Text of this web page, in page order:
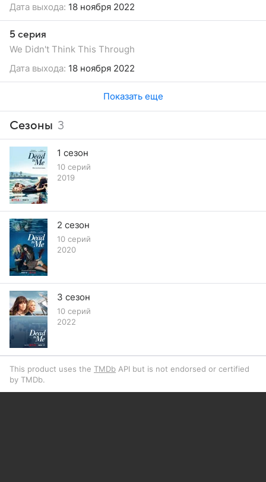
Дата выхода: 18 ноября 2022
5 серия
We Didn't Think This Through
Дата выхода: 18 ноября 2022
Показать еще
Сезоны 3
1 сезон
10 серий
2019
2 сезон
10 серий
2020
3 сезон
10 серий
2022
This product uses the TMDb API but is not endorsed or certified
by TMDb.